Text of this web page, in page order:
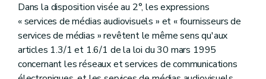
Dans la disposition visée au 2°, les expressions
« services de médias audiovisuels » et « fournisseurs de
services de médias » revêtent le même sens qu'aux
articles 1.3/1 et 1.6/1 de la loi du 30 mars 1995
concernant les réseaux et services de communications